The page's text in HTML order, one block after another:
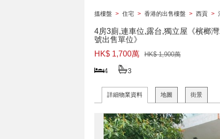
搵樓盤 > 住宅 > 香港的出售樓盤 > 西貢 >
4房3廁,連車位,露台,獨立屋《檳榔
號出售單位》
HK$ 1,700萬
HK$ 1,900萬
4 3
詳細物業資料 地圖 街景